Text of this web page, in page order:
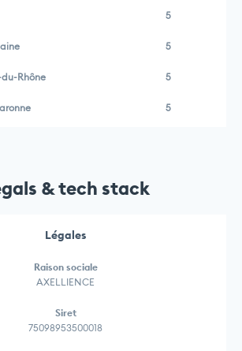
5
5
Rhône 5
5
& tech stack
Légales
Raison sociale
AXELLIENCE
Siret
75098953500018